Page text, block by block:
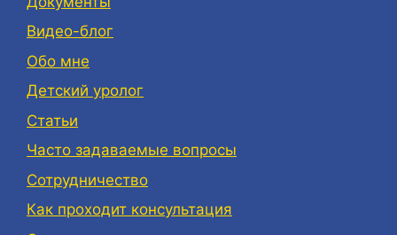
Видео-блог
Обо мне
Детский уролог
Статьи
Часто задаваемые вопросы
Сотрудничество
Как проходит консультация